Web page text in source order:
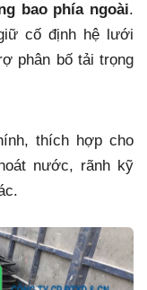
bao phía ngoài.
cố định hệ lưới
phân bố tải trọng
thích hợp cho
nước, rãnh kỹ